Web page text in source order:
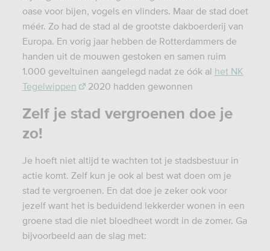
oase voor bijen, vogels en vlinders. Maar de stad doet
méér. Zo had de stad al de grootste dakboerderij van
Europa. En vorig jaar hebben de Rotterdammers de
handen uit de mouwen gestoken en samen ruim
1.000 geveltuinen aangelegd nadat ze óók al het NK
Tegelwippen
2020 hadden gewonnen
Zelf je stad vergroenen doe je
zo!
Je hoeft niet altijd te wachten tot je stadsbestuur in
actie komt. Zelf kun je ook al best wat doen om je
stad te vergroenen. En dat doe je zeker ook voor
jezelf want het is beduidend lekkerder wonen in een
groene stad die niet bloedheet wordt in de zomer. Ga
bijvoorbeeld aan de slag met: